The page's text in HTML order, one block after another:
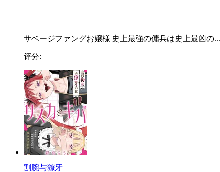
サベージファングお嬢様 史上最強の傭兵は史上最凶の...
评分:
割腕与獠牙